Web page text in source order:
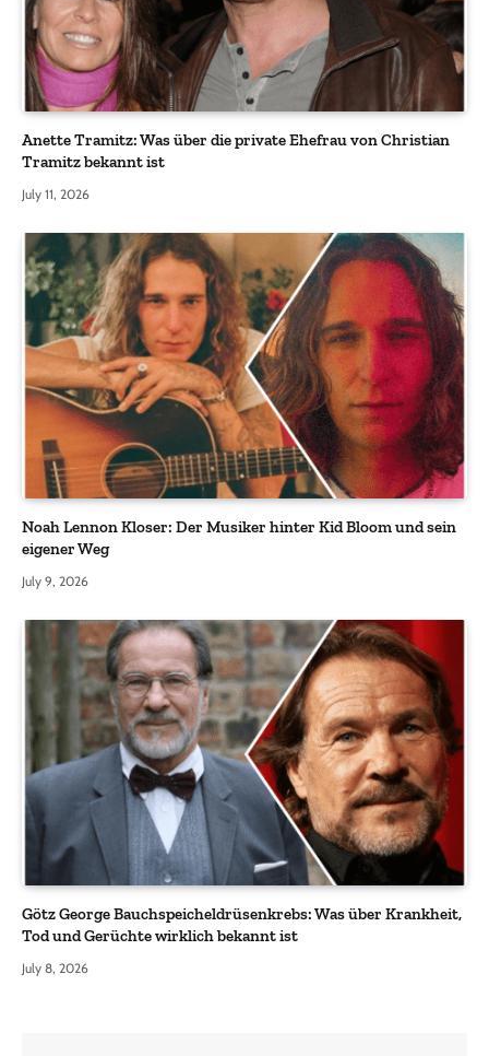
Anette Tramitz: Was über die private Ehefrau von Christian
Tramitz bekannt ist
July 11, 2026
Noah Lennon Kloser: Der Musiker hinter Kid Bloom und sein
eigener Weg
July 9, 2026
Götz George Bauchspeicheldrüsenkrebs: Was über Krankheit,
Tod und Gerüchte wirklich bekannt ist
July 8, 2026